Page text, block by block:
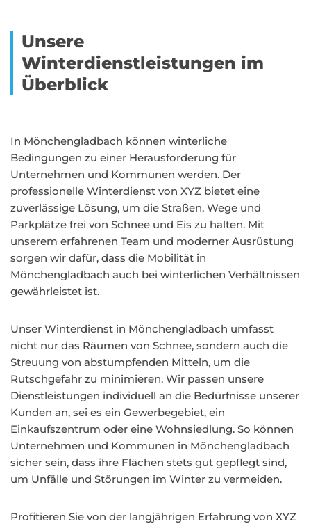
Unsere
Winterdienstleistungen im
Überblick
In Mönchengladbach können winterliche
Bedingungen zu einer Herausforderung für
Unternehmen und Kommunen werden. Der
professionelle Winterdienst von XYZ bietet eine
zuverlässige Lösung, um die Straßen, Wege und
Parkplätze frei von Schnee und Eis zu halten. Mit
unserem erfahrenen Team und moderner Ausrüstung
sorgen wir dafür, dass die Mobilität in
Mönchengladbach auch bei winterlichen Verhältnissen
gewährleistet ist.
Unser Winterdienst in Mönchengladbach umfasst
nicht nur das Räumen von Schnee, sondern auch die
Streuung von abstumpfenden Mitteln, um die
Rutschgefahr zu minimieren. Wir passen unsere
Dienstleistungen individuell an die Bedürfnisse unserer
Kunden an, sei es ein Gewerbegebiet, ein
Einkaufszentrum oder eine Wohnsiedlung. So können
Unternehmen und Kommunen in Mönchengladbach
sicher sein, dass ihre Flächen stets gut gepflegt sind,
um Unfälle und Störungen im Winter zu vermeiden.
Profitieren Sie von der langjährigen Erfahrung von XYZ